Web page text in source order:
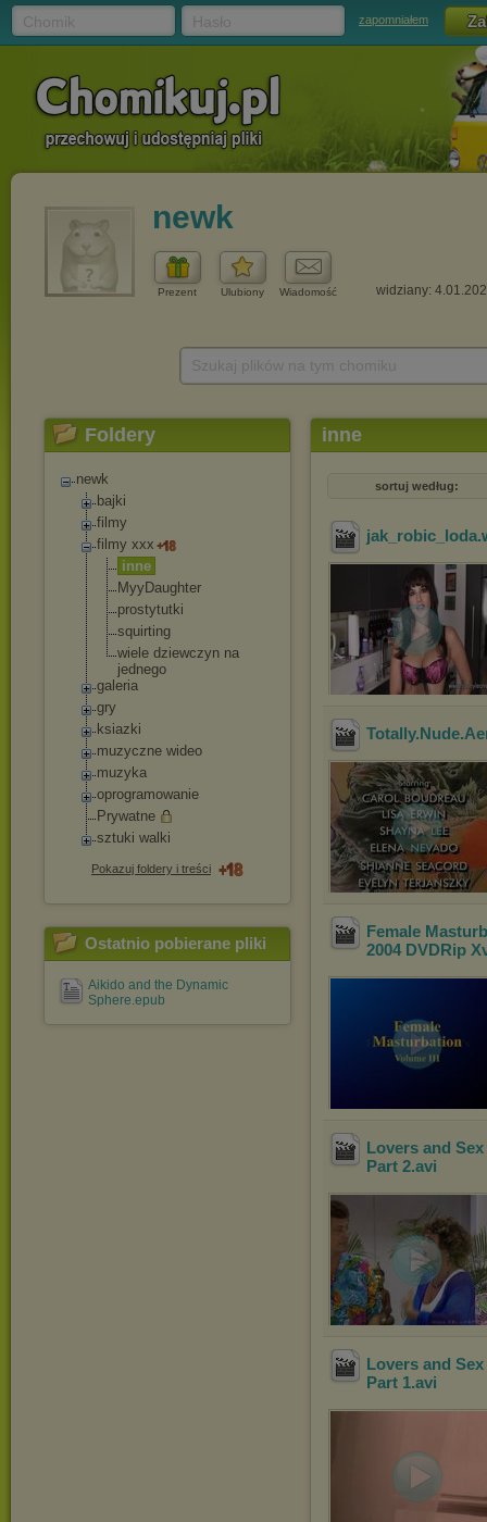
zapomniałem
newk
Prezent Ulubiony Wiadomość widziany:
Foldery
newk
bajki
filmy
filmy xxx
inne
MyyDaughter
prostytutki
squirting
wiele dziewczyn na
jednego
galeria
gry
ksiazki
muzyczne wideo
muzyka
oprogramowanie
Prywatne
sztuki walki
Pokazuj foldery i treści
Ostatnio pobierane pliki
Aikido and the Dynamic
Sphere.epub
inne
sortuj według:
jak_robic_loda
Female
2004 DVDRip
Lovers and
Part 2.avi
Lovers and
Part 1.avi